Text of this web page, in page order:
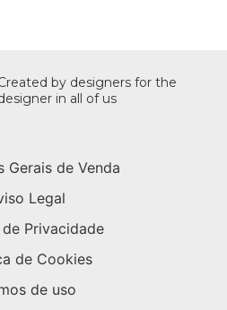
by designers for the
in all of us
Gerais de Venda
Legal
Privacidade
de Cookies
de uso